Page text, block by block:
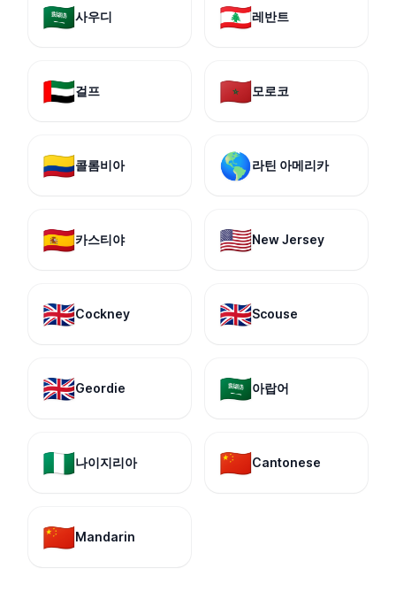
🇸🇦사우디 🇱🇧레반트
🇦🇪걸프 🇲🇦모로코
🇨🇴콜롬비아 🌎라틴 아메리카
🇪🇸카스티야 🇺🇸New Jersey
🇬🇧Cockney 🇬🇧Scouse
🇬🇧Geordie 🇸🇦아랍어
🇳🇬나이지리아 🇨🇳Cantonese
🇨🇳Mandarin